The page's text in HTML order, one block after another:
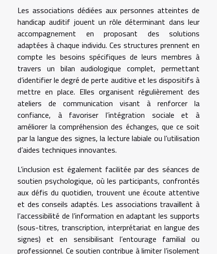
Les associations dédiées aux personnes atteintes de
handicap auditif jouent un rôle déterminant dans leur
accompagnement en proposant des solutions
adaptées à chaque individu. Ces structures prennent en
compte les besoins spécifiques de leurs membres à
travers un bilan audiologique complet, permettant
d’identifier le degré de perte auditive et les dispositifs à
mettre en place. Elles organisent régulièrement des
ateliers de communication visant à renforcer la
confiance, à favoriser l’intégration sociale et à
améliorer la compréhension des échanges, que ce soit
par la langue des signes, la lecture labiale ou l’utilisation
d’aides techniques innovantes.
L’inclusion est également facilitée par des séances de
soutien psychologique, où les participants, confrontés
aux défis du quotidien, trouvent une écoute attentive
et des conseils adaptés. Les associations travaillent à
l’accessibilité de l’information en adaptant les supports
(sous-titres, transcription, interprétariat en langue des
signes) et en sensibilisant l’entourage familial ou
professionnel. Ce soutien contribue à limiter l’isolement